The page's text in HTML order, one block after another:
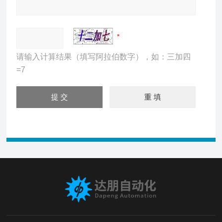
请输入计算结果（填写阿拉伯数字），如：三加四
=7